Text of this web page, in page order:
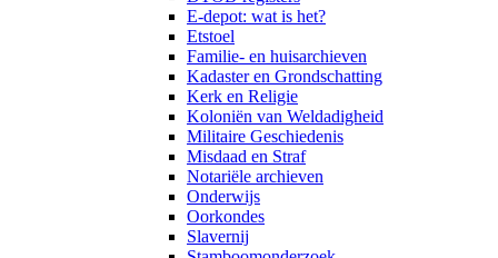
E-depot: wat is het?
Etstoel
Familie- en huisarchieven
Kadaster en Grondschatting
Kerk en Religie
Koloniën van Weldadigheid
Militaire Geschiedenis
Misdaad en Straf
Notariële archieven
Onderwijs
Oorkondes
Slavernij